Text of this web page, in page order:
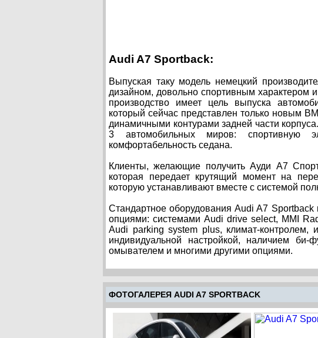
Audi A7 Sportback:
Выпуская таку модель немецкий
дизайном, довольно спортивным характером
производство имеет цель выпуска
который сейчас представлен только новым
динамичными контурами задней части
3 автомобильных миров: спортивную
комфортабельность седана.
Клиенты, желающие получить Ауди А7
которая передает крутящий момент на
которую устанавливают вместе с системой
Стандартное оборудования Audi A7
опциями: системами Audi drive select, MMI
Audi parking system plus, климат-контролем,
индивидуальной настройкой, наличием
омывателем и многими другими опциями.
ФОТОГАЛЕРЕЯ AUDI A7 SPORTBACK